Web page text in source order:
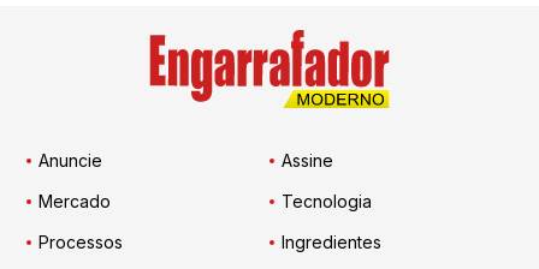
Anuncie
Assine
Mercado
Tecnologia
Processos
Ingredientes